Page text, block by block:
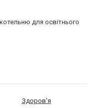
для освітнього
Здоров'я